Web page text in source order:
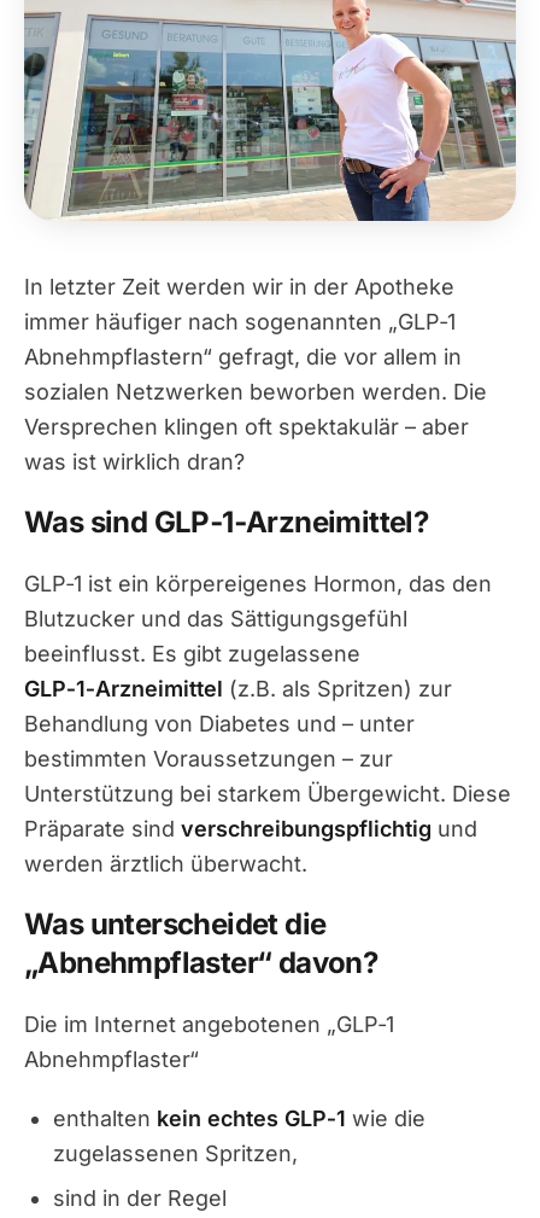
In letzter Zeit werden wir in der Apotheke
immer häufiger nach sogenannten „GLP‑1
Abnehmpflastern“ gefragt, die vor allem in
sozialen Netzwerken beworben werden. Die
Versprechen klingen oft spektakulär – aber
was ist wirklich dran?
Was sind GLP‑1‑Arzneimittel?
GLP‑1 ist ein körpereigenes Hormon, das den
Blutzucker und das Sättigungsgefühl
beeinflusst. Es gibt zugelassene
GLP‑1‑Arzneimittel (z.B. als Spritzen) zur
Behandlung von Diabetes und – unter
bestimmten Voraussetzungen – zur
Unterstützung bei starkem Übergewicht. Diese
Präparate sind verschreibungspflichtig und
werden ärztlich überwacht.
Was unterscheidet die
„Abnehmpflaster“ davon?
Die im Internet angebotenen „GLP‑1
Abnehmpflaster“
enthalten kein echtes GLP‑1 wie die
zugelassenen Spritzen,
sind in der Regel